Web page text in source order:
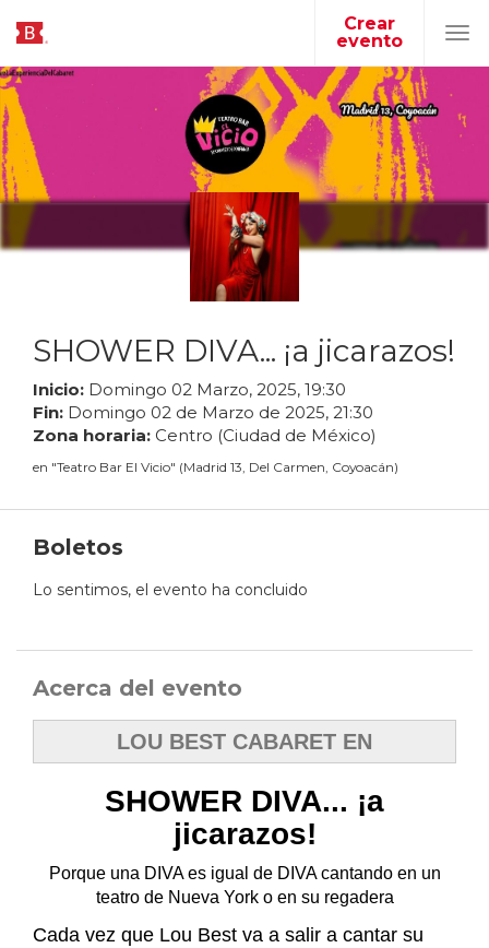
Crear
evento
SHOWER DIVA... ¡a jicarazos!
Inicio: Domingo 02 Marzo, 2025, 19:30
Fin: Domingo 02 de Marzo de 2025, 21:30
Zona horaria: Centro (Ciudad de México)
en "Teatro Bar El Vicio" (Madrid 13, Del Carmen, Coyoacán)
Boletos
Lo sentimos, el evento ha concluido
Acerca del evento
LOU BEST CABARET EN
SHOWER DIVA... ¡a
jicarazos!
Porque una DIVA es igual de DIVA cantando en un
teatro de Nueva York o en su regadera
Cada vez que Lou Best va a salir a cantar su